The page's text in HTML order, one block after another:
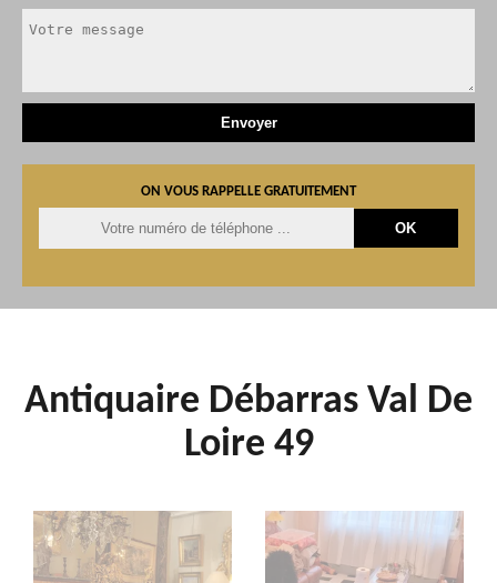
ON VOUS RAPPELLE GRATUITEMENT
Antiquaire Débarras Val De
Loire 49